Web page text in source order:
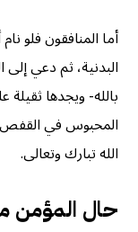
أما المنافقون فلو
البدنية، ثم دعي إلى
بالله- ويجدها
المحبوس في
الله تبارك وتعالى.
حال المؤمن